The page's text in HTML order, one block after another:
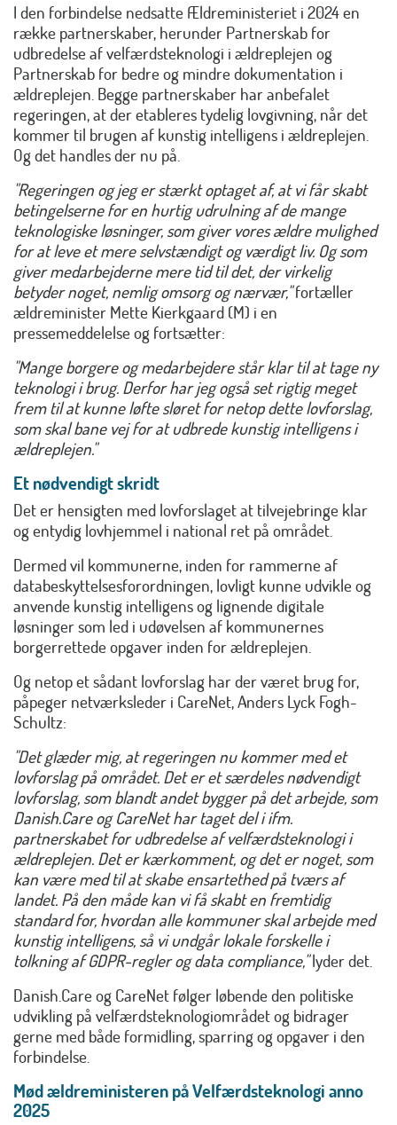
I den forbindelse nedsatte Ældreministeriet i 2024 en
række partnerskaber, herunder Partnerskab for
udbredelse af velfærdsteknologi i ældreplejen og
Partnerskab for bedre og mindre dokumentation i
ældreplejen. Begge partnerskaber har anbefalet
regeringen, at der etableres tydelig lovgivning, når det
kommer til brugen af kunstig intelligens i ældreplejen.
Og det handles der nu på.
"Regeringen og jeg er stærkt optaget af, at vi får skabt
betingelserne for en hurtig udrulning af de mange
teknologiske løsninger, som giver vores ældre mulighed
for at leve et mere selvstændigt og værdigt liv. Og som
giver medarbejderne mere tid til det, der virkelig
betyder noget, nemlig omsorg og nærvær,"fortæller
ældreminister Mette Kierkgaard (M) i en
pressemeddelelse og fortsætter:
"Mange borgere og medarbejdere står klar til at tage ny
teknologi i brug. Derfor har jeg også set rigtig meget
frem til at kunne løfte sløret for netop dette lovforslag,
som skal bane vej for at udbrede kunstig intelligens i
ældreplejen."
Et nødvendigt skridt
Det er hensigten med lovforslaget at tilvejebringe klar
og entydig lovhjemmel i national ret på området.
Dermed vil kommunerne, inden for rammerne af
databeskyttelsesforordningen, lovligt kunne udvikle og
anvende kunstig intelligens og lignende digitale
løsninger som led i udøvelsen af kommunernes
borgerrettede opgaver inden for ældreplejen.
Og netop et sådant lovforslag har der været brug for,
påpeger netværksleder i CareNet, Anders Lyck Fogh-
Schultz:
"Det glæder mig, at regeringen nu kommer med et
lovforslag på området. Det er et særdeles nødvendigt
lovforslag, som blandt andet bygger på det arbejde, som
Danish.Care og CareNet har taget del i ifm.
partnerskabet for udbredelse af velfærdsteknologi i
ældreplejen. Det er kærkomment, og det er noget, som
kan være med til at skabe ensartethed på tværs af
landet. På den måde kan vi få skabt en fremtidig
standard for, hvordan alle kommuner skal arbejde med
kunstig intelligens, så vi undgår lokale forskelle i
tolkning af GDPR-regler og data compliance,"lyder det.
Danish.Care og CareNet følger løbende den politiske
udvikling på velfærdsteknologiområdet og bidrager
gerne med både formidling, sparring og opgaver i den
forbindelse.
Mød ældreministeren på Velfærdsteknologi anno
2025